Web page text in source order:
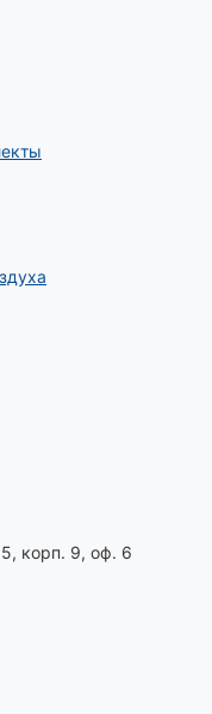
корп. 9, оф. 6